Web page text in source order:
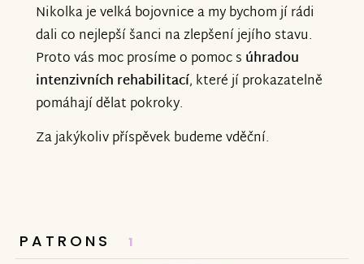
Nikolka je velká bojovnice a my bychom jí rádi
dali co nejlepší šanci na zlepšení jejího stavu.
Proto vás moc prosíme o pomoc s úhradou
intenzivních rehabilitací, které jí prokazatelně
pomáhají dělat pokroky.
Za jakýkoliv příspěvek budeme vděční.
PATRONS 1